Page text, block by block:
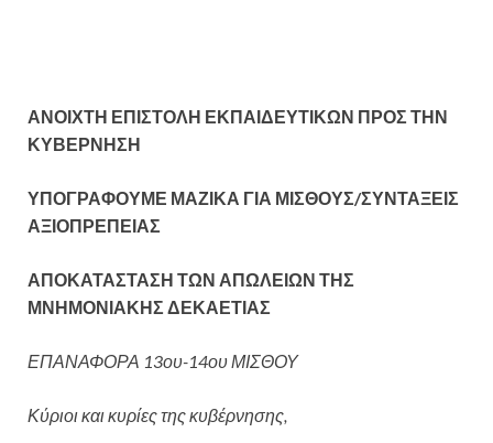
ΑΝΟΙΧΤΗ ΕΠΙΣΤΟΛΗ ΕΚΠΑΙΔΕΥΤΙΚΩΝ ΠΡΟΣ ΤΗΝ
ΚΥΒΕΡΝΗΣΗ
ΥΠΟΓΡΑΦΟΥΜΕ ΜΑΖΙΚΑ ΓΙΑ ΜΙΣΘΟΥΣ/ΣΥΝΤΑΞΕΙΣ
ΑΞΙΟΠΡΕΠΕΙΑΣ
ΑΠΟΚΑΤΑΣΤΑΣΗ ΤΩΝ ΑΠΩΛΕΙΩΝ ΤΗΣ
ΜΝΗΜΟΝΙΑΚΗΣ ΔΕΚΑΕΤΙΑΣ
ΕΠΑΝΑΦΟΡΑ 13ου-14ου ΜΙΣΘΟΥ
Κύριοι και κυρίες της κυβέρνησης,